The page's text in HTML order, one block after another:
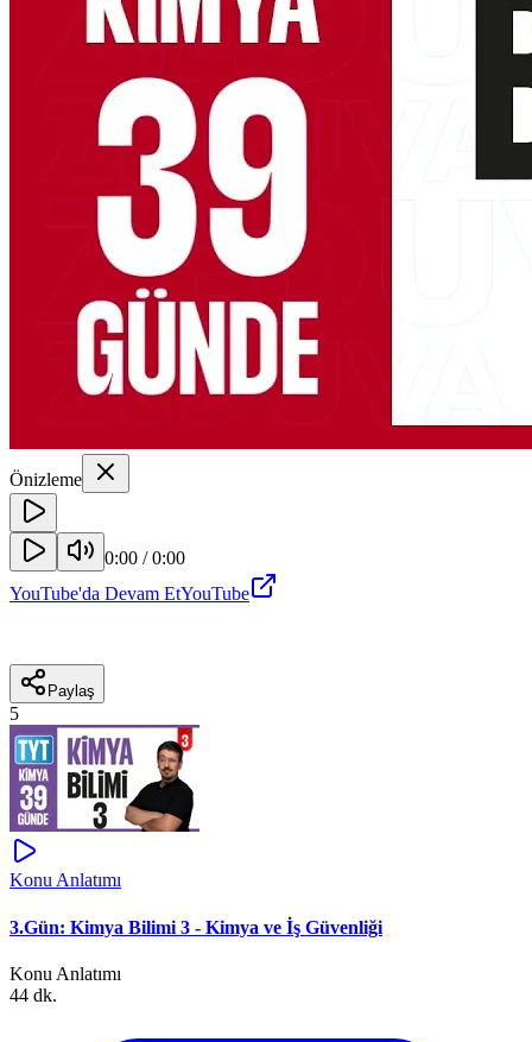
Önizleme
0:00 /0:00
YouTube'da Devam EtYouTube
Paylaş
5
Konu Anlatımı
3.Gün: Kimya Bilimi 3 - Kimya ve İş Güvenliği
Konu Anlatımı
44 dk.